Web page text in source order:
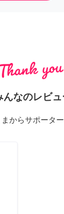
んなのレビュ
からサポータ